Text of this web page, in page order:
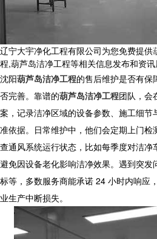
辽宁大宇净化工程有限公司为您免费提供
程,葫芦岛洁净工程等相关信息发布和资讯
沈阳葫芦岛洁净工程的售后维护是否有保
否完善。靠谱的葫芦岛洁净工程团队，会
案，记录洁净区域的设备参数、施工细
准依据。日常维护中，他们会定期上门
查通风系统运行状态，比如每季度对洁净
避免因设备老化影响洁净效果。遇到突
标等，多数服务商能承诺 24 小时内响应
业生产中断损失。